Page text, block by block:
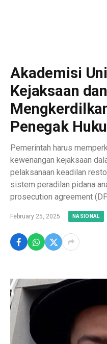
Akademisi
Kejaksaan
Penegak
Pemerintah harus
kewenangan kejaksaan
pelaksanaan keadilan
sistem peradilan pidana
prosecution agreement
February 25, 2025 NASIONAL